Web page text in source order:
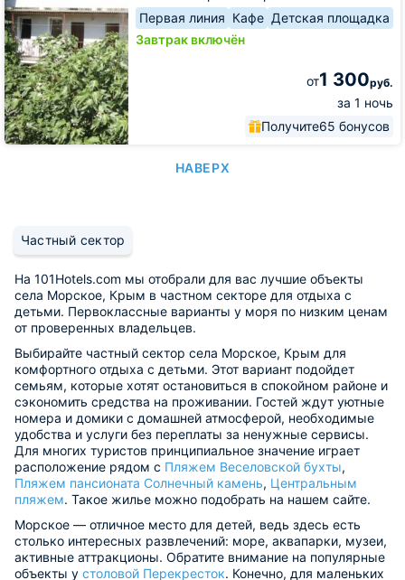
Первая линия Кафе Детская площадка
Завтрак включён
от1 300руб.
за 1 ночь
Получите65 бонусов
НАВЕРХ
Частный сектор
На 101Hotels.com мы отобрали для вас лучшие объекты
села Морское, Крым в частном секторе для отдыха с
детьми. Первоклассные варианты у моря по низким ценам
от проверенных владельцев.
Выбирайте частный сектор села Морское, Крым для
комфортного отдыха с детьми. Этот вариант подойдет
семьям, которые хотят остановиться в спокойном районе и
сэкономить средства на проживании. Гостей ждут уютные
номера и домики с домашней атмосферой, необходимые
удобства и услуги без переплаты за ненужные сервисы.
Для многих туристов принципиальное значение играет
расположение рядом с Пляжем Веселовской бухты,
Пляжем пансионата Солнечный камень, Центральным
пляжем. Такое жилье можно подобрать на нашем сайте.
Морское — отличное место для детей, ведь здесь есть
столько интересных развлечений: море, аквапарки, музеи,
активные аттракционы. Обратите внимание на популярные
объекты у столовой Перекресток. Конечно, для маленьких